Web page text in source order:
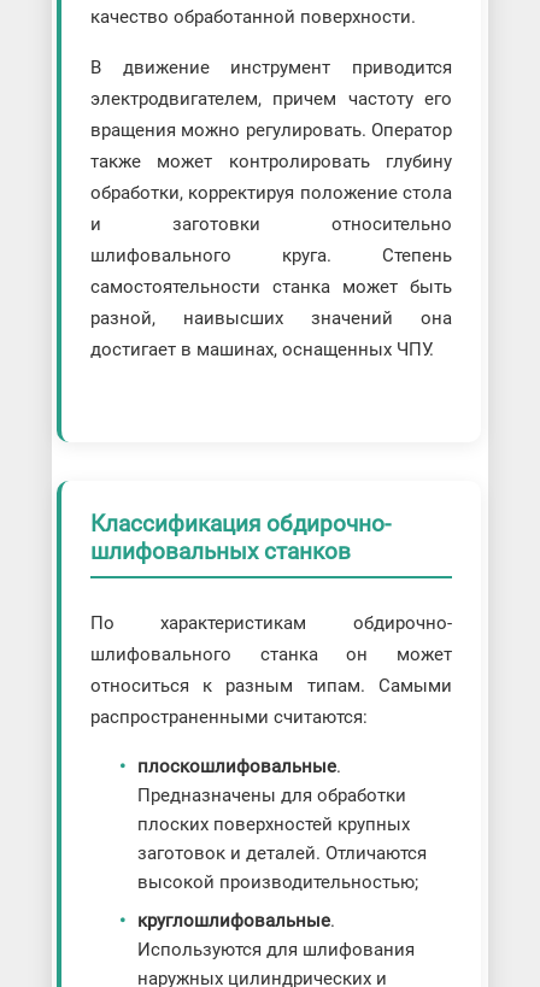
качество обработанной поверхности.
В движение инструмент приводится
электродвигателем, причем частоту его
вращения можно регулировать. Оператор
также может контролировать глубину
обработки, корректируя положение стола
и заготовки относительно
шлифовального круга. Степень
самостоятельности станка может быть
разной, наивысших значений она
достигает в машинах, оснащенных ЧПУ.
Классификация обдирочно-
шлифовальных станков
По характеристикам обдирочно-
шлифовального станка он может
относиться к разным типам. Самыми
распространенными считаются:
плоскошлифовальные.
Предназначены для обработки
плоских поверхностей крупных
заготовок и деталей. Отличаются
высокой производительностью;
круглошлифовальные.
Используются для шлифования
наружных цилиндрических и